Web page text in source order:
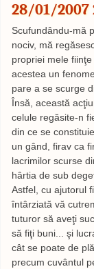
28/01/2007
Scufundându-mă
nociv, mă
propriei mele
acestea un
pare a se scurge
Însă, această
celule regăsite-n
din ce se
un gând, firav ca
lacrimilor scurse
hârtia de sub
Astfel, cu ajutorul
întârziată vă
tuturor să aveţi
să fiţi buni... şi
cât se poate de
precum cuvântul